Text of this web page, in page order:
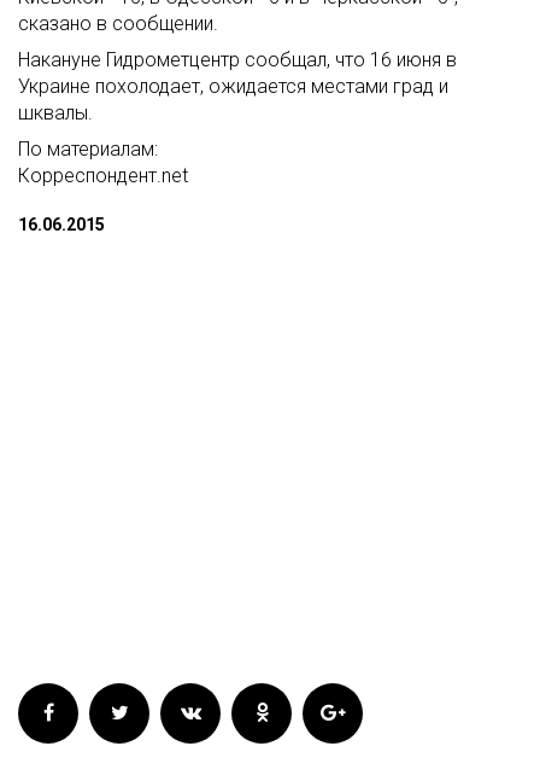
сказано в сообщении.
Накануне Гидрометцентр сообщал, что 16 июня в
Украине похолодает, ожидается местами град и
шквалы.
По материалам:
Корреспондент.net
16.06.2015